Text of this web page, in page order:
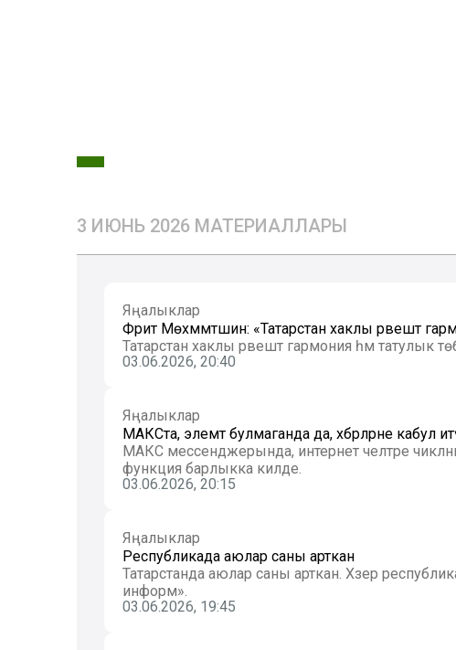
3 ИЮНЬ 2026 МАТЕРИАЛЛАРЫ
Яңалыклар
Фәрит Мөхәммәтшин: «Татарстан хаклы рәвештә
Татарстан хаклы рәвештә гармония һәм татулык
03.06.2026, 20:40
Яңалыклар
МАКСта, элемтә булмаганда да, хәбәрләрне
МАКС мессенджерында, интернет челтәре
функция барлыкка килде.
03.06.2026, 20:15
Яңалыклар
Республикада аюлар саны арткан
Татарстанда аюлар саны арткан. Хәзер
информ».
03.06.2026, 19:45